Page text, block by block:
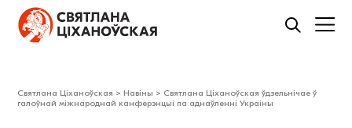
Святлана Ціханоўская > Навіны > Святлана Ціханоўская ўдзельнічае ў
галоўнай міжнароднай канферэнцыі па аднаўленні Украіны